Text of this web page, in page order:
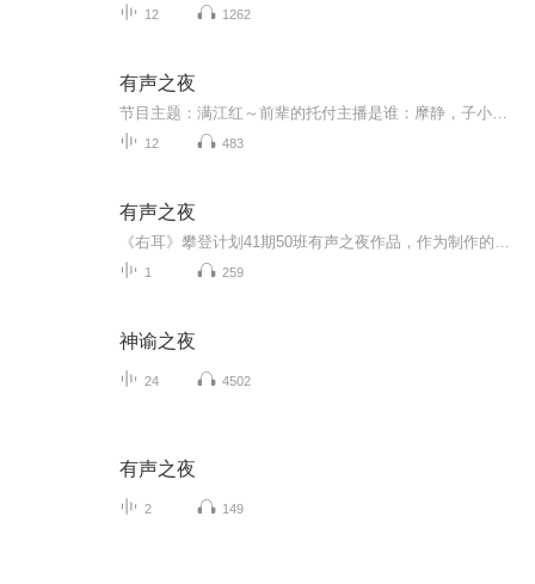
12 1262
有声之夜
12 483
有声之夜
1 259
神谕之夜
24 4502
有声之夜
2 149